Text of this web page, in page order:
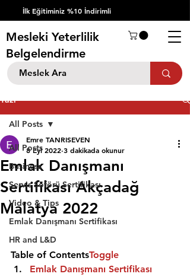
İlk Eğitiminiz %10 İndirimli
Mesleki Yeterlilik
Belgelendirme
Yazı
All Posts
Business
Servis Şöförü Sertifikası
Video & Tips
Emlak Danışmanı Sertifikası
HR and L&D
All Posts
Emlak Danışmanı
Sertifikası Akçadağ
Malatya 2022
Emre TANRISEVEN
8 Eyl 2022 3 dakikada okunur
Table of ContentsToggle
Emlak Danışmanı Sertifikası